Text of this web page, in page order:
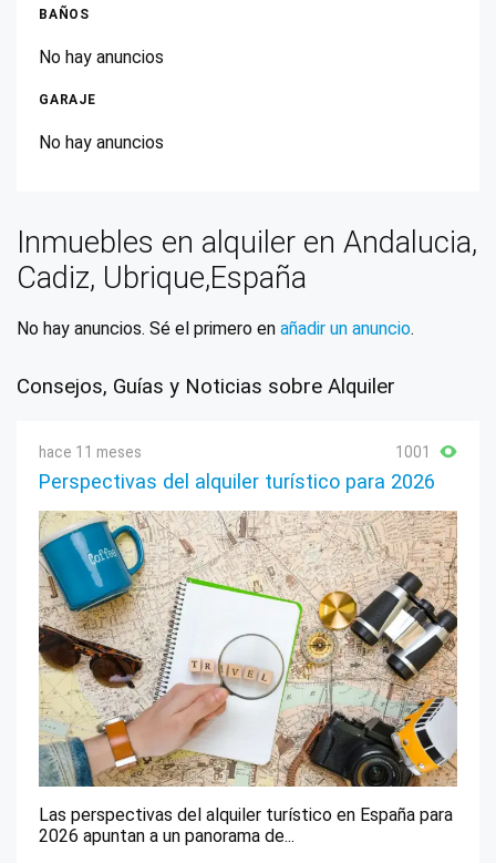
BAÑOS
No hay anuncios
GARAJE
No hay anuncios
Inmuebles en alquiler en Andalucia,
Cadiz, Ubrique,España
No hay anuncios. Sé el primero en añadir un anuncio.
Consejos, Guías y Noticias sobre Alquiler
hace 11 meses 1001
Perspectivas del alquiler turístico para 2026
Las perspectivas del alquiler turístico en España para
2026 apuntan a un panorama de...